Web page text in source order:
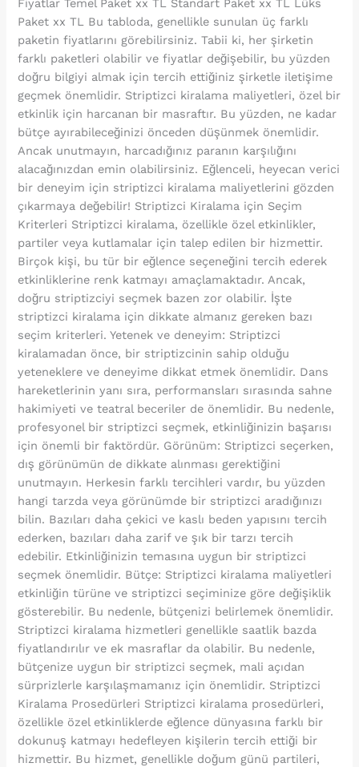
Paket xx TL Bu tabloda, genellikle sunulan üç farklı
paketin fiyatlarını görebilirsiniz. Tabii ki, her şirketin
farklı paketleri olabilir ve fiyatlar değişebilir, bu yüzden
doğru bilgiyi almak için tercih ettiğiniz şirketle iletişime
geçmek önemlidir. Striptizci kiralama maliyetleri, özel bir
etkinlik için harcanan bir masraftır. Bu yüzden, ne kadar
bütçe ayırabileceğinizi önceden düşünmek önemlidir.
Ancak unutmayın, harcadığınız paranın karşılığını
alacağınızdan emin olabilirsiniz. Eğlenceli, heyecan verici
bir deneyim için striptizci kiralama maliyetlerini gözden
çıkarmaya değebilir! Striptizci Kiralama için Seçim
Kriterleri Striptizci kiralama, özellikle özel etkinlikler,
partiler veya kutlamalar için talep edilen bir hizmettir.
Birçok kişi, bu tür bir eğlence seçeneğini tercih ederek
etkinliklerine renk katmayı amaçlamaktadır. Ancak,
doğru striptizciyi seçmek bazen zor olabilir. İşte
striptizci kiralama için dikkate almanız gereken bazı
seçim kriterleri. Yetenek ve deneyim: Striptizci
kiralamadan önce, bir striptizcinin sahip olduğu
yeteneklere ve deneyime dikkat etmek önemlidir. Dans
hareketlerinin yanı sıra, performansları sırasında sahne
hakimiyeti ve teatral beceriler de önemlidir. Bu nedenle,
profesyonel bir striptizci seçmek, etkinliğinizin başarısı
için önemli bir faktördür. Görünüm: Striptizci seçerken,
dış görünümün de dikkate alınması gerektiğini
unutmayın. Herkesin farklı tercihleri vardır, bu yüzden
hangi tarzda veya görünümde bir striptizci aradığınızı
bilin. Bazıları daha çekici ve kaslı beden yapısını tercih
ederken, bazıları daha zarif ve şık bir tarzı tercih
edebilir. Etkinliğinizin temasına uygun bir striptizci
seçmek önemlidir. Bütçe: Striptizci kiralama maliyetleri
etkinliğin türüne ve striptizci seçiminize göre değişiklik
gösterebilir. Bu nedenle, bütçenizi belirlemek önemlidir.
Striptizci kiralama hizmetleri genellikle saatlik bazda
fiyatlandırılır ve ek masraflar da olabilir. Bu nedenle,
bütçenize uygun bir striptizci seçmek, mali açıdan
sürprizlerle karşılaşmamanız için önemlidir. Striptizci
Kiralama Prosedürleri Striptizci kiralama prosedürleri,
özellikle özel etkinliklerde eğlence dünyasına farklı bir
dokunuş katmayı hedefleyen kişilerin tercih ettiği bir
hizmettir. Bu hizmet, genellikle doğum günü partileri,